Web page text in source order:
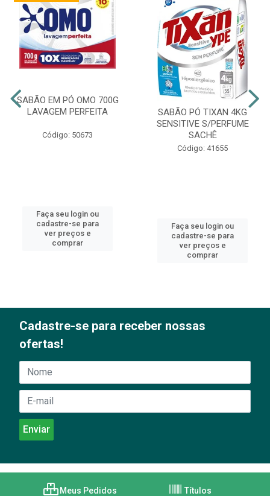
SABÃO EM PÓ OMO 700G
LAVAGEM PERFEITA
Código: 50673
Faça seu login ou
cadastre-se para
ver preços e
comprar
SABÃO PÓ TIXAN 4KG
SENSITIVE S/PERFUME
SACHÊ
Código: 41655
Faça seu login ou
cadastre-se para
ver preços e
comprar
Cadastre-se para receber nossas
ofertas!
Meus Pedidos Títulos